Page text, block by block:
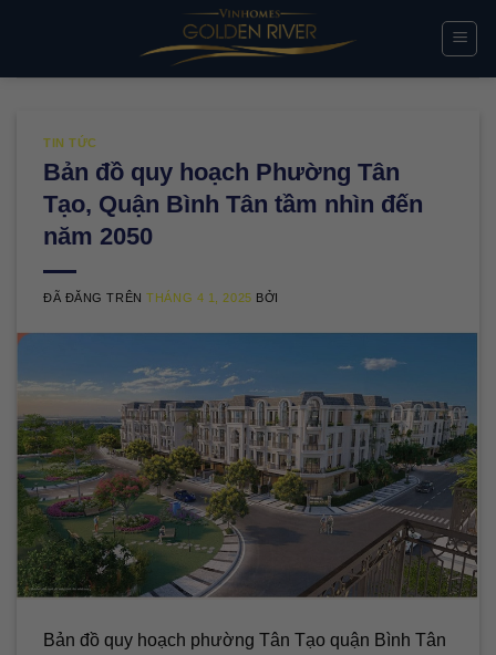
TIN TỨC
Bản đồ quy hoạch Phường Tân
Tạo, Quận Bình Tân tầm nhìn đến
năm 2050
ĐÃ ĐĂNG TRÊNTHÁNG 4 1, 2025 BỞI
Bản đồ quy hoạch phường Tân Tạo quận Bình Tân